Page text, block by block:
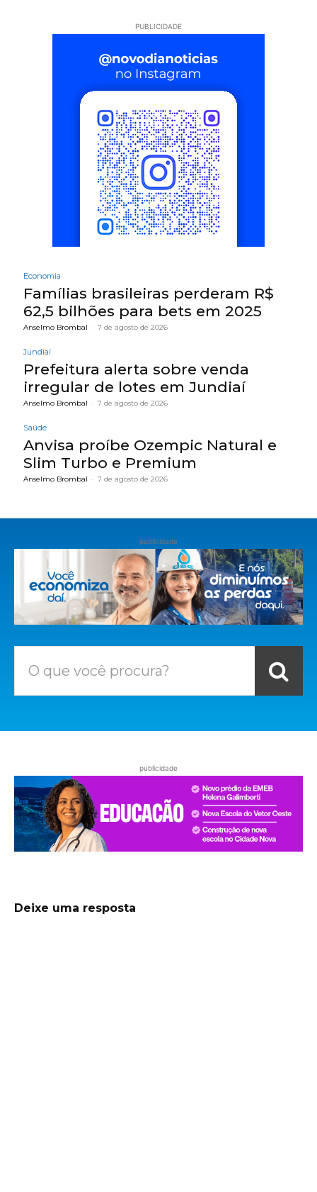
PUBLICIDADE
Economia
Famílias brasileiras perderam R$
62,5 bilhões para bets em 2025
Anselmo Brombal - 7 de agosto de 2026
Jundiaí
Prefeitura alerta sobre venda
irregular de lotes em Jundiaí
Anselmo Brombal - 7 de agosto de 2026
Saúde
Anvisa proíbe Ozempic Natural e
Slim Turbo e Premium
Anselmo Brombal - 7 de agosto de 2026
publicidade
O que você procura?
publicidade
Deixe uma resposta